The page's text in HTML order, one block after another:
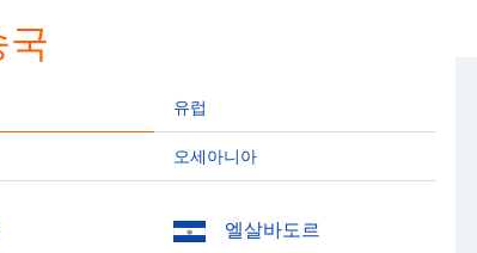
유럽
오세아니아
엘살바도르